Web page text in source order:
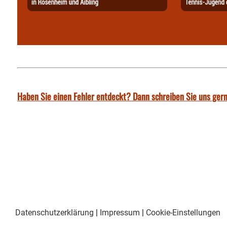
Haben Sie einen Fehler entdeckt? Dann schreiben Sie uns
Datenschutzerklärung | Impressum | Cookie-Einstellungen